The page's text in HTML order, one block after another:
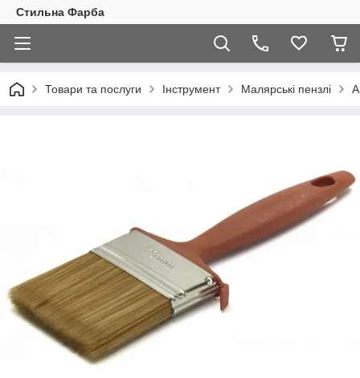
Стильна Фарба
Товари та послуги Інструмент Малярські пензлі